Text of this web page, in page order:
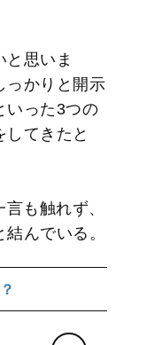
と思いま
っかりと開示
いった3つの
てきたと
も触れず、
んでいる。